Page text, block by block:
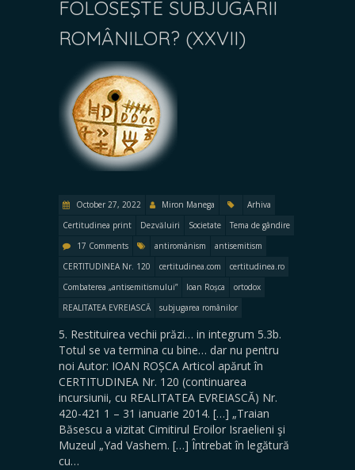
FOLOSEŞTE SUBJUGĂRII
ROMÂNILOR? (XXVII)
October 27, 2022 Miron Manega
Arhiva
Certitudinea print
Dezvăluiri Societate
Tema de gândire
17 Comments
antiromânism
antisemitism
CERTITUDINEA Nr. 120
certitudinea.com
certitudinea.ro
Combaterea „antisemitismului”
Ioan Roșca
ortodox
REALITATEA EVREIASCĂ
subjugarea românilor
5. Restituirea vechii prăzi… in integrum 5.3b.
Totul se va termina cu bine… dar nu pentru
noi Autor: IOAN ROȘCA Articol apărut în
CERTITUDINEA Nr. 120 (continuarea
incursiunii, cu REALITATEA EVREIASCĂ) Nr.
420-421 1 – 31 ianuarie 2014. […] „Traian
Băsescu a vizitat Cimitirul Eroilor Israelieni şi
Muzeul „Yad Vashem. […] Întrebat în legătură
cu…